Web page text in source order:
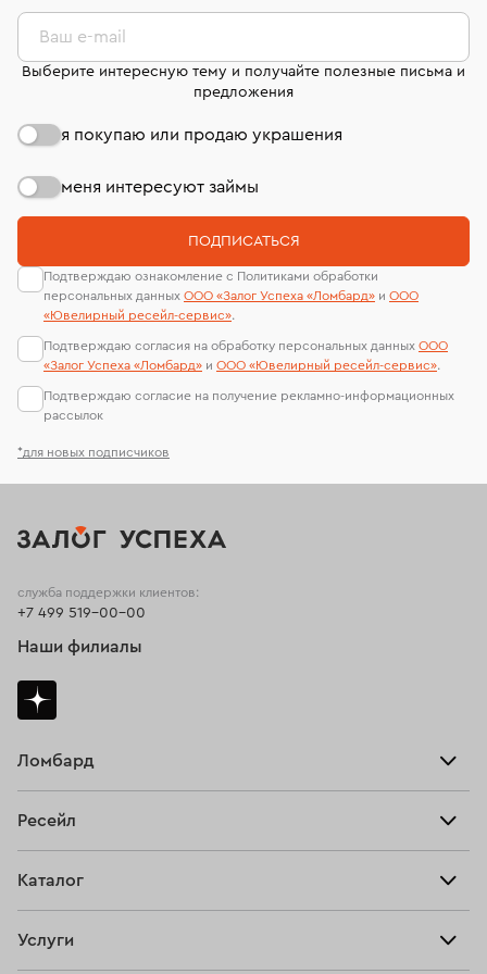
комиссионных украшений и часов смотрите на
странице«Возврат украшений»
лабораторий
*для новых подписчиков
Ваш e-mail
Выберите интересную тему и получайте полезные письма и
предложения
я покупаю или продаю украшения
меня интересуют займы
ПОДПИСАТЬСЯ
Подтверждаю ознакомление с Политиками обработки
персональных данных ООО «Залог Успеха «Ломбард» и ООО
«Ювелирный ресейл-сервиc».
Подтверждаю согласия на обработку персональных данных ООО
«Залог Успеха «Ломбард» и ООО «Ювелирный ресейл-сервиc».
Подтверждаю согласие на получение рекламно-информационных
рассылок
Ломбард
Тарифы
Ресейл
Купить
Каталог
Услуги
служба поддержки клиентов:
+7 499 519-00-00
Наши филиалы